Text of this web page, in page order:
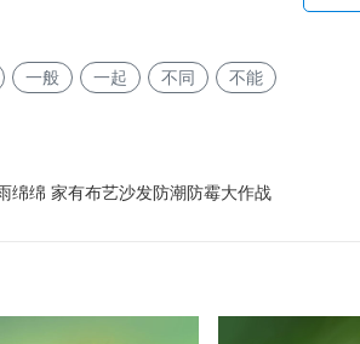
一般 一起 不同 不能
绵绵 家有布艺沙发防潮防霉大作战